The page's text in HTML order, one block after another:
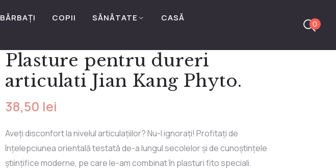
BĂRBAȚI COPII SĂNĂTATE
CASĂ
0
Plasture pentru dureri
articulati Jian Kang Phyto.
38,50 lei
Aveți disconfort la nivelul articulațiilor? Nu-l ignorați! Profitați de
înțelepciunea orientală testată de-a lungul secolelor și de cunoștințele
științifice moderne, pe care le-am combinat în plasturi fito speciali.